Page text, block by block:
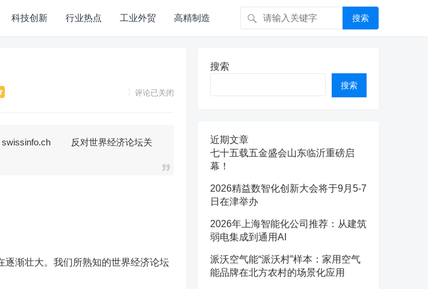
科技创新 行业热点 工业外贸 高精制造 搜索
评论已关闭
反对世界经济论坛关
渐壮大。我们所熟知的世界经济论坛
搜索
搜索
近期文章
七十五载五金盛会山东临沂重磅启
幕！
2026精益数智化创新大会将于9月5-7
日在津举办
2026年上海智能化公司推荐：从建筑
弱电集成到通用AI
派沃空气能“派沃村”样本：家用空气
能品牌在北方农村的场景化应用